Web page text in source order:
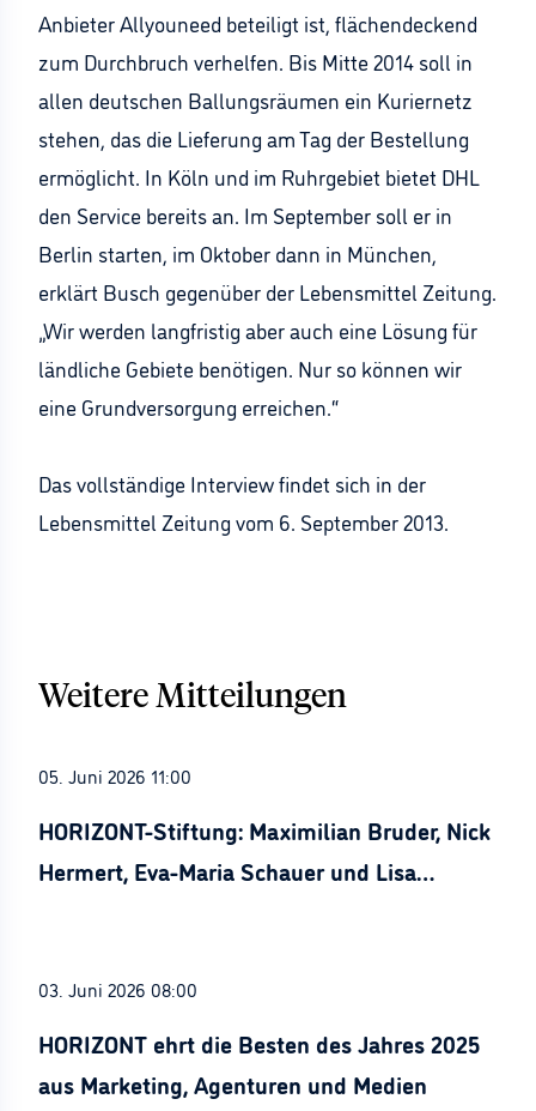
Anbieter Allyouneed beteiligt ist, flächendeckend
zum Durchbruch verhelfen. Bis Mitte 2014 soll in
allen deutschen Ballungsräumen ein Kuriernetz
stehen, das die Lieferung am Tag der Bestellung
ermöglicht. In Köln und im Ruhrgebiet bietet DHL
den Service bereits an. Im September soll er in
Berlin starten, im Oktober dann in München,
erklärt Busch gegenüber der Lebensmittel Zeitung.
„Wir werden langfristig aber auch eine Lösung für
ländliche Gebiete benötigen. Nur so können wir
eine Grundversorgung erreichen.“
Das vollständige Interview findet sich in der
Lebensmittel Zeitung vom 6. September 2013.
Weitere Mitteilungen
05. Juni 2026 11:00
HORIZONT-Stiftung: Maximilian Bruder, Nick
Hermert, Eva-Maria Schauer und Lisa
03. Juni 2026 08:00
HORIZONT ehrt die Besten des Jahres 2025
aus Marketing, Agenturen und Medien